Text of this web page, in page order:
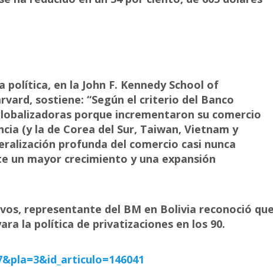
en la John F. Kennedy School of
sostiene: “Según el criterio del Banco
porque incrementaron su comercio
(y la de Corea del Sur, Taiwan, Vietnam y
profunda del comercio casi nunca
un mayor crecimiento y una expansión
representante del BM en Bolivia reconoció
la política de privatizaciones en los 90.